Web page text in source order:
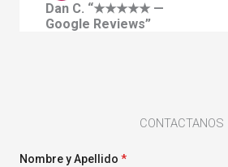
Dan C. “★★★★★ —
Google Reviews”
CONTACTANOS
Nombre y Apellido *